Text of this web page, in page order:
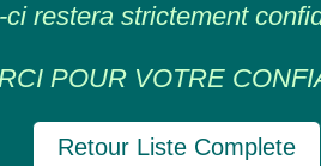
ci restera strictement
POUR VOTRE
Retour Liste Complete